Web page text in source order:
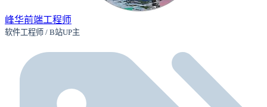
峰华前端工程师
软件工程师 / B站UP主